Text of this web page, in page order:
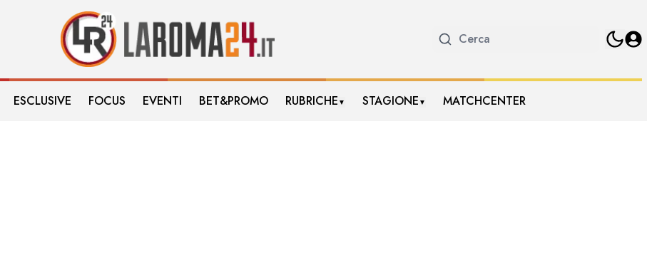
ESCLUSIVE FOCUS EVENTI BET&PROMO RUBRICHE ▼ STAGIONE ▼ MATCHCENTER